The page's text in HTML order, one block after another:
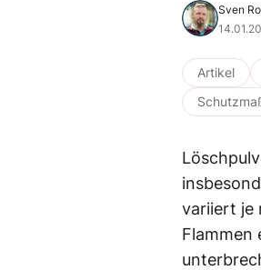
Sven
Artikel
variiert je
Flammen